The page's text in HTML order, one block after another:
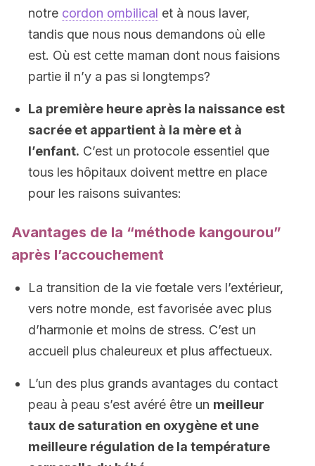
notre cordon ombilical et à nous laver,
tandis que nous nous demandons où elle
est. Où est cette maman dont nous faisions
partie il n’y a pas si longtemps?
La première heure après la naissance est
sacrée et appartient à la mère et à
l’enfant. C’est un protocole essentiel que
tous les hôpitaux doivent mettre en place
pour les raisons suivantes:
Avantages de la “méthode kangourou”
après l’accouchement
La transition de la vie fœtale vers l’extérieur,
vers notre monde, est favorisée avec plus
d’harmonie et moins de stress. C’est un
accueil plus chaleureux et plus affectueux.
L’un des plus grands avantages du contact
peau à peau s’est avéré être un meilleur
taux de saturation en oxygène et une
meilleure régulation de la température